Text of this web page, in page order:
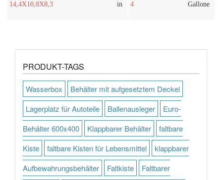
14,4X10,8X8,3 in 4 Gallone
PRODUKT-TAGS
Wasserbox
Behälter mit aufgesetztem Deckel
Lagerplatz für Autoteile
Ballenausleger
Euro-
Behälter 600x400
Klappbarer Behälter
faltbare
Kiste
faltbare Kisten für Lebensmittel
klappbarer
Aufbewahrungsbehälter
Faltkiste
Faltbarer